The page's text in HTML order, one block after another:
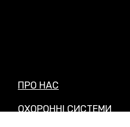
ПРО НАС
ОХОРОННІ СИСТЕМИ